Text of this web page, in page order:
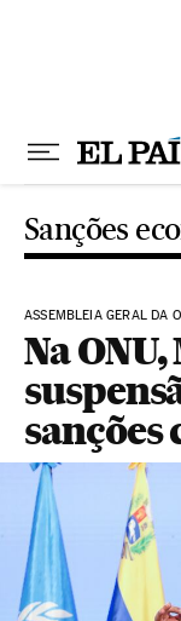
Sanções
ASSEMBLEIA GERAL DA
Na
sanções